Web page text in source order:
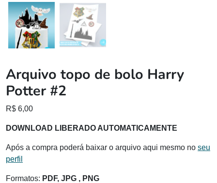
Arquivo topo de bolo Harry
Potter #2
R$ 6,00
DOWNLOAD LIBERADO AUTOMATICAMENTE
Após a compra poderá baixar o arquivo aqui mesmo no seu
perfil
Formatos: PDF, JPG , PNG